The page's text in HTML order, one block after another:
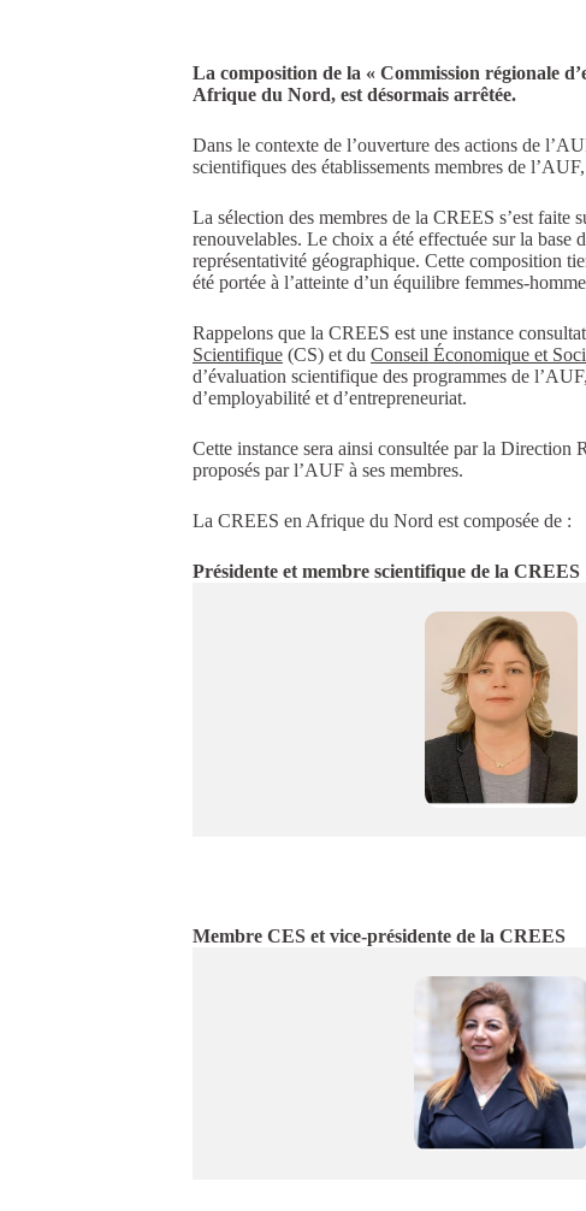
La composition de la « Commission régionale
Afrique du Nord, est désormais arrêtée.
Dans le contexte de l’ouverture des actions de
scientifiques des établissements membres de
La sélection des membres de la CREES s’est
renouvelables. Le choix a été effectuée sur la base
représentativité géographique. Cette composition
été portée à l’atteinte d’un équilibre femmes-
Rappelons que la CREES est une instance
Scientifique (CS) et du Conseil Économique et
d’évaluation scientifique des programmes de
d’employabilité et d’entrepreneuriat.
Cette instance sera ainsi consultée par la Direction
proposés par l’AUF à ses membres.
La CREES en Afrique du Nord est composée de :
Présidente et membre scientifique de la CREES
Membre CES et vice-présidente de la CREES